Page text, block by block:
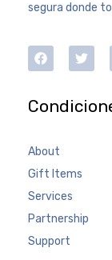
segura donde
About
Gift Items
Services
Partnership
Support